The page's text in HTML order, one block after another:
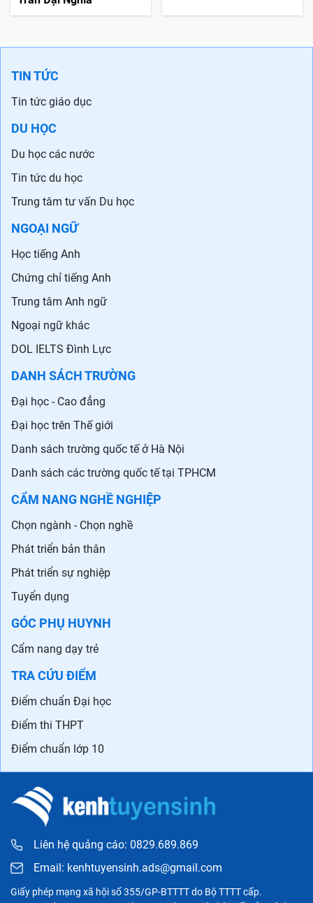
TIN TỨC
Tin tức giáo dục
DU HỌC
Du học các nước
Tin tức du học
Trung tâm tư vấn Du học
NGOẠI NGỮ
Học tiếng Anh
Chứng chỉ tiếng Anh
Trung tâm Anh ngữ
Ngoại ngữ khác
DOL IELTS Đình Lực
DANH SÁCH TRƯỜNG
Đại học - Cao đẳng
Đại học trên Thế giới
Danh sách trường quốc tế ở Hà Nội
Danh sách các trường quốc tế tại TPHCM
CẨM NANG NGHỀ NGHIỆP
Chọn ngành - Chọn nghề
Phát triển bản thân
Phát triển sự nghiệp
Tuyển dụng
GÓC PHỤ HUYNH
Cẩm nang dạy trẻ
TRA CỨU ĐIỂM
Điểm chuẩn Đại học
Điểm thi THPT
Điểm chuẩn lớp 10
Liên hệ quảng cáo: 0829.689.869
Email: kenhtuyensinh.ads@gmail.com
Giấy phép mạng xã hội số 355/GP-BTTTT do Bộ TTTT cấp.